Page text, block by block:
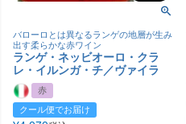
バローロとは異なるランゲの地層が生み
出す柔らかな赤ワイン
ランゲ・ネッビオーロ・クラ
レ・イルンガ・チ／ヴァイラ
赤
クール便でお届け